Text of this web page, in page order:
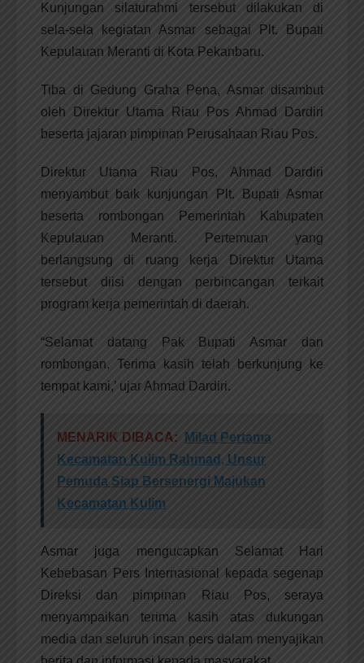
Kunjungan silaturahmi tersebut dilakukan di
sela-sela kegiatan Asmar sebagai Plt. Bupati
Kepulauan Meranti di Kota Pekanbaru.
Tiba di Gedung Graha Pena, Asmar disambut
oleh Direktur Utama Riau Pos Ahmad Dardiri
beserta jajaran pimpinan Perusahaan Riau Pos.
Direktur Utama Riau Pos, Ahmad Dardiri
menyambut baik kunjungan Plt. Bupati Asmar
beserta rombongan Pemerintah Kabupaten
Kepulauan Meranti. Pertemuan yang
berlangsung di ruang kerja Direktur Utama
tersebut diisi dengan perbincangan terkait
program kerja pemerintah di daerah.
“Selamat datang Pak Bupati Asmar dan
rombongan. Terima kasih telah berkunjung ke
tempat kami,’ ujar Ahmad Dardiri.
MENARIK DIBACA:
Milad Pertama
Kecamatan Kulim Rahmad, Unsur
Pemuda Siap Bersenergi Majukan
Kecamatan Kulim
Asmar juga mengucapkan Selamat Hari
Kebebasan Pers Internasional kepada segenap
Direksi dan pimpinan Riau Pos, seraya
menyampaikan terima kasih atas dukungan
media dan seluruh insan pers dalam menyajikan